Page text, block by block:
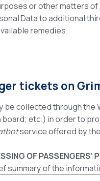
or other matters
Data to additional
remedies.
tickets on
be collected through
etc.) in order to
service offered by
OF PASSENGERS’
summary of the